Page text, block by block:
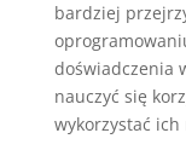
bardziej
doświadczenia
nauczyć się
wykorzystać ich